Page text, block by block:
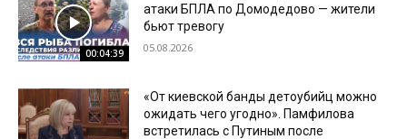
00:04:39
атаки БПЛА по Домодедово — жители
бьют тревогу
05.08.2026
«От киевской банды детоубийц можно
ожидать чего угодно». Памфилова
встретилась с Путиным после